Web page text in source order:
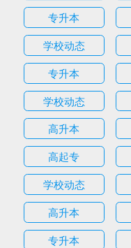
专升本
学校动态
专升本
学校动态
高升本
高起专
学校动态
高升本
专升本